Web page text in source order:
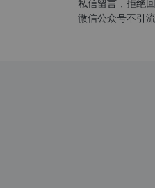
私信留言，拒绝回
微信公众号不引流